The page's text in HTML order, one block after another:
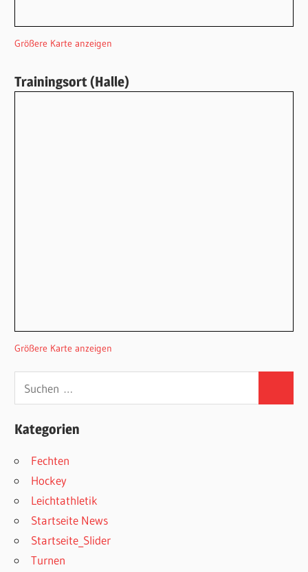
Größere Karte anzeigen
Trainingsort (Halle)
Größere Karte anzeigen
nach:
Kategorien
Fechten
Hockey
Leichtathletik
Startseite News
Startseite_Slider
Turnen